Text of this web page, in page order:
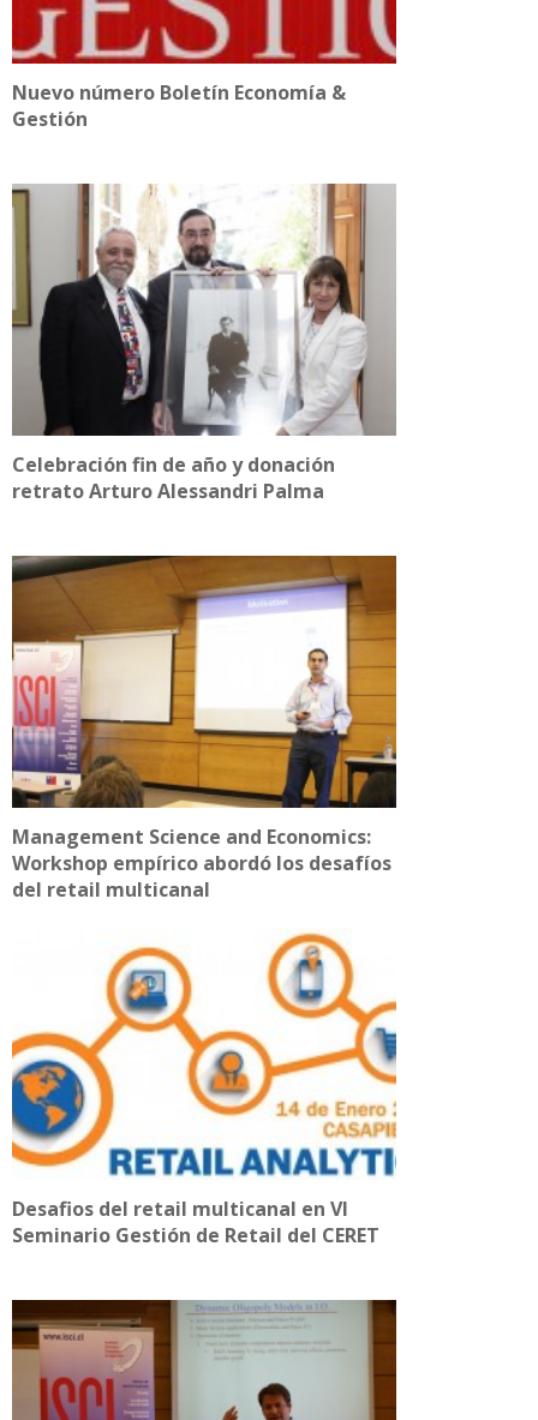
Nuevo número Boletín Economía &
Gestión
Celebración fin de año y donación
retrato Arturo Alessandri Palma
Management Science and Economics:
Workshop empírico abordó los desafíos
del retail multicanal
Desafios del retail multicanal en VI
Seminario Gestión de Retail del CERET